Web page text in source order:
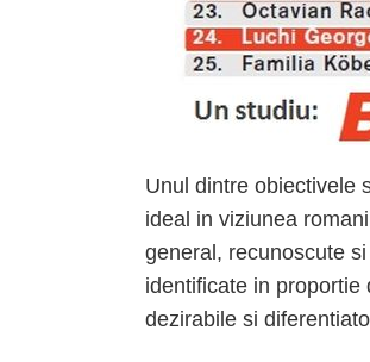
Unul dintre obiectivele
ideal in viziunea
general, recunoscute
identificate in proportie
dezirabile si